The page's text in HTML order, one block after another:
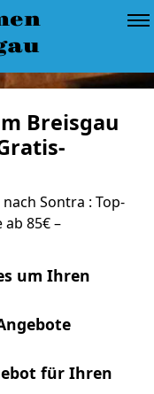
Breisgau
Sontra : Top-
85€ –
um Ihren
für Ihren